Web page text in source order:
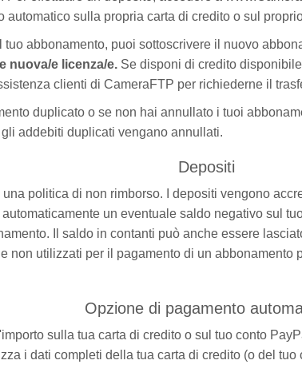
sulla propria carta di credito o sul
abbonamento, puoi sottoscrivere il nuovo
nuova/e licenza/e. Se disponi di credito
clienti di CameraFTP per richiederne il
duplicato o se non hai annullato i tuoi
addebiti duplicati vengano annullati.
Depositi
una politica di non rimborso. I depositi vengono
un eventuale saldo negativo sul
Il saldo in contanti può anche essere
non utilizzati per il pagamento di un
Opzione di pagamento
sulla tua carta di credito o sul tuo conto
i dati completi della tua carta di credito (o del